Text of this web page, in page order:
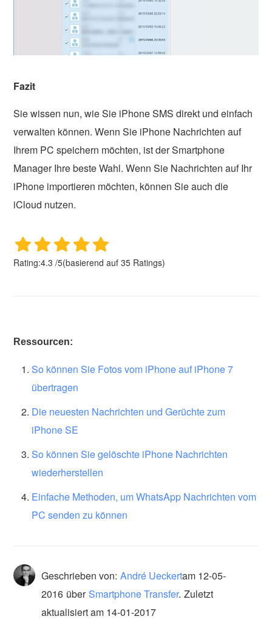
Fazit
Sie wissen nun, wie Sie iPhone SMS direkt und einfach
verwalten können. Wenn Sie iPhone Nachrichten auf
Ihrem PC speichern möchten, ist der Smartphone
Manager Ihre beste Wahl. Wenn Sie Nachrichten auf Ihr
iPhone importieren möchten, können Sie auch die
iCloud nutzen.
Rating:4.3 /5(basierend auf35 Ratings)
Ressourcen:
So können Sie Fotos vom iPhone auf iPhone 7
übertragen
Die neuesten Nachrichten und Gerüchte zum
iPhone SE
So können Sie gelöschte iPhone Nachrichten
wiederherstellen
Einfache Methoden, um WhatsApp Nachrichten vom
PC senden zu können
Geschrieben von: André Ueckertam 12-05-
2016 über Smartphone Transfer. Zuletzt
aktualisiert am 14-01-2017